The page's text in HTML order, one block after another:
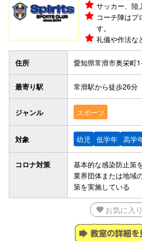
サッカー、陸
コーチ陣はプ
す。
礼儀や作法な
住所 愛知県常滑市奥栄町
最寄り駅 常滑駅から徒歩26分
ジャンル スポーツ
対象 幼児 低学年 高学
コロナ対策
基本的な感染防止策
業界団体または地域
策を実施している
お気に入